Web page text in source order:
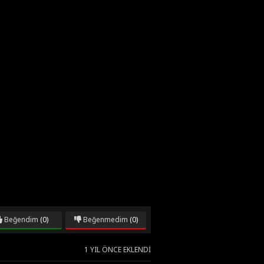
Beğendim (0) Beğenmedim (0)
1 YIL ÖNCE EKLENDI